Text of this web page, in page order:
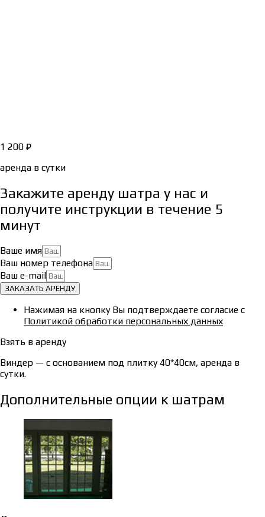
1 200 ₽
аренда в сутки
Закажите аренду шатра у нас и
получите инструкции в течение 5
минут
Ваше имя
Ваш номер телефона
Ваш e-mail
ЗАКАЗАТЬ АРЕНДУ
Нажимая на кнопку Вы подтверждаете согласие с
Политикой обработки персональных данных
Взять в аренду
Виндер — с основанием под плитку 40*40см, аренда в
сутки.
Дополнительные опции к шатрам